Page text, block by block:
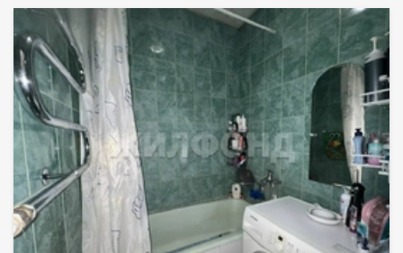
пятиэтажных домов! Квартира очень уютная и светлая, с
современными интерьерными решениями. Балкон остеклен.
Зимой в квартире тепло. Окна на две стороны, Двор очень
зеленый, много цветов и насаждений. Во дворе всегда есть
где припарковаться. В непосредственной близости от дома
находятся образовательные учреждения, включая школы и
детские сады, что делает это место подходящим для семей с
детьми. Соседи приятные доброжелательные люди.
Подходит под все виды расчета, без обременений. Два
взрослых собственника. Поможем с получением ипотеки.
Рядом с объектом находятся:1 детский сад,2 продуктовых
магазина. Возможен обмен на вашу недвижимость. Возможна
продажа в рассрочку. При звонке, пожалуйста, сообщите
номер варианта - JV002054180706.